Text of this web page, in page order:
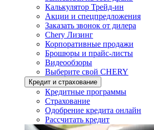
Калькулятор Трейд-ин
Акции и спецпредложения
Заказать звонок от дилера
Chery Лизинг
Корпоративные продажи
Брошюры и прайс-листы
Видеообзоры
Выберите свой CHERY
Кредит и страхование
Кредитные программы
Страхование
Одобрение кредита онлайн
Рассчитать кредит